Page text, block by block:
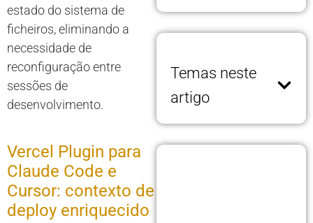
estado do sistema de
ficheiros, eliminando a
necessidade de
reconfiguração entre
sessões de
desenvolvimento.
Vercel Plugin para
Claude Code e
Cursor: contexto de
deploy enriquecido
Temas neste
artigo